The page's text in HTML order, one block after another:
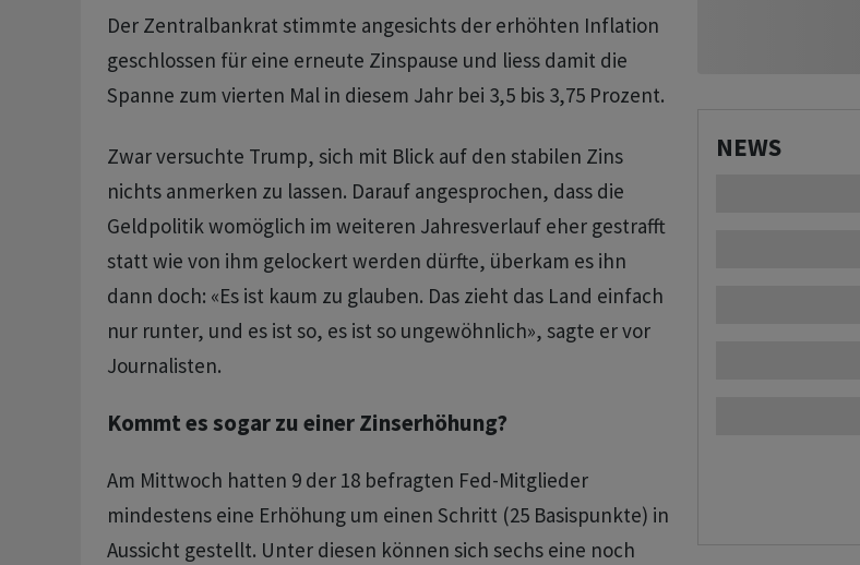
Der Zentralbankrat stimmte angesichts der erhöhten Inflation
geschlossen für eine erneute Zinspause und liess damit die
Spanne zum vierten Mal in diesem Jahr bei 3,5 bis 3,75 Prozent.
Zwar versuchte Trump, sich mit Blick auf den stabilen Zins
nichts anmerken zu lassen. Darauf angesprochen, dass die
Geldpolitik womöglich im weiteren Jahresverlauf eher gestrafft
statt wie von ihm gelockert werden dürfte, überkam es ihn
dann doch: «Es ist kaum zu glauben. Das zieht das Land einfach
nur runter, und es ist so, es ist so ungewöhnlich», sagte er vor
Journalisten.
Kommt es sogar zu einer Zinserhöhung?
Am Mittwoch hatten 9 der 18 befragten Fed-Mitglieder
mindestens eine Erhöhung um einen Schritt (25 Basispunkte) in
Aussicht gestellt. Unter diesen können sich sechs eine noch
NEWS